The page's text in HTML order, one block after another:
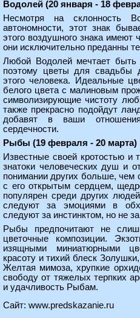
Водолей (20 января - 18
Несмотря на склонность
автономности, этот знак
этого воздушного знака
они исключительно преданны
Любой Водолей мечтает
поэтому цветы для свадьбы
этого человека. Идеальные
белого цвета с малиновым
символизирующие чистоту
также прекрасно подойдут
добавят в ваши
сердечности.
Рыбы (19 февраля - 20 марта)
Известные своей кротостью
знатоки человеческих душ и
понимании других больше, чем
с его открытым сердцем,
популярен среди других
следуют за эмоциями в
следуют за инстинктом, но не
Рыбы предпочитают не
цветочные композиции.
изящными миниатюрными
красоту и тихий блеск
Желтая мимоза, хрупкие
свободу от тяжелых терпких
и удачливость Рыбам.
Сайт: www.predskazanie.ru